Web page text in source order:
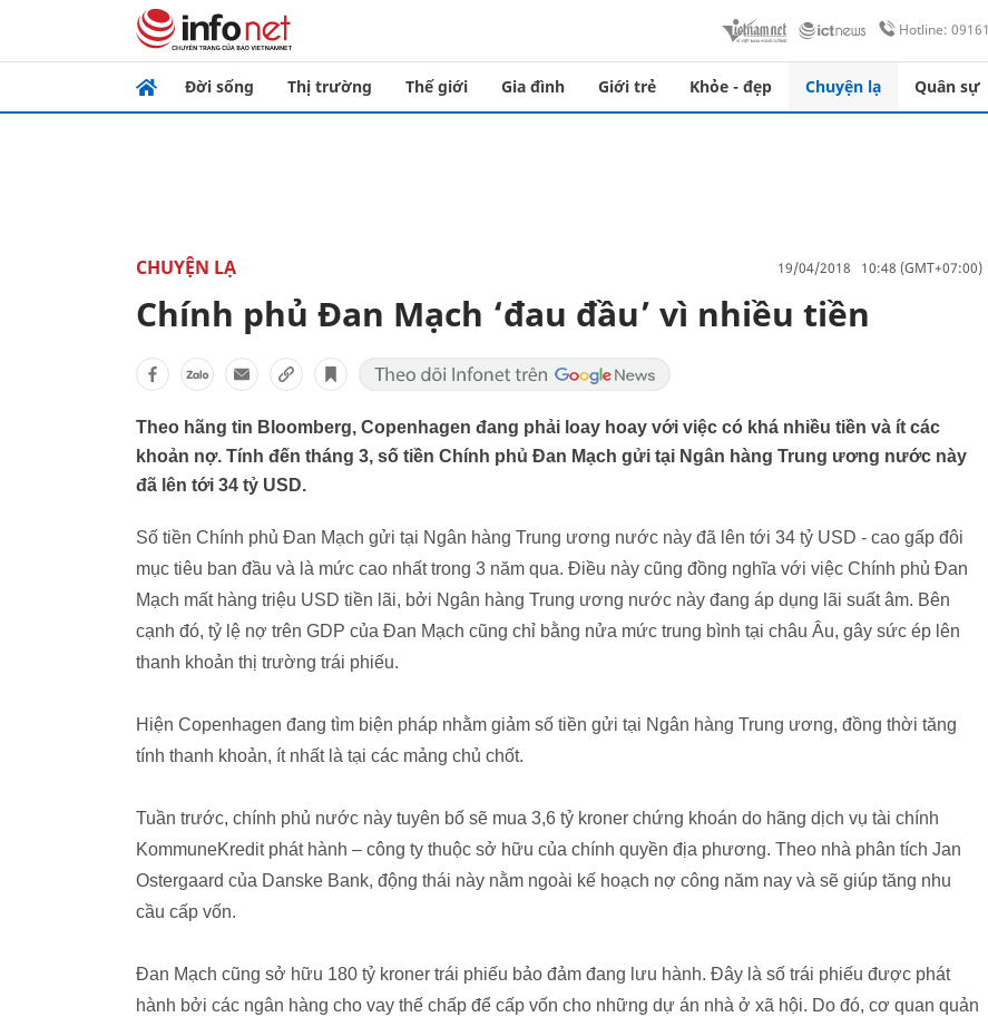
Hotline:
Đời sống Thị trường Thế giới Gia đình Giới trẻ Khỏe - đẹp Chuyện lạ Quân sự
CHUYỆN LẠ 19/04/2018 10:48 (GMT+07:00)
Chính phủ Đan Mạch ‘đau đầu’ vì nhiều tiền
Theo hãng tin Bloomberg, Copenhagen đang phải loay hoay với việc có khá nhiều tiền và ít các
khoản nợ. Tính đến tháng 3, số tiền Chính phủ Đan Mạch gửi tại Ngân hàng Trung ương nước này
đã lên tới 34 tỷ USD.
Số tiền Chính phủ Đan Mạch gửi tại Ngân hàng Trung ương nước này đã lên tới 34 tỷ USD - cao gấp đôi
mục tiêu ban đầu và là mức cao nhất trong 3 năm qua. Điều này cũng đồng nghĩa với việc Chính phủ Đan
Mạch mất hàng triệu USD tiền lãi, bởi Ngân hàng Trung ương nước này đang áp dụng lãi suất âm. Bên
cạnh đó, tỷ lệ nợ trên GDP của Đan Mạch cũng chỉ bằng nửa mức trung bình tại châu Âu, gây sức ép lên
thanh khoản thị trường trái phiếu.
Hiện Copenhagen đang tìm biện pháp nhằm giảm số tiền gửi tại Ngân hàng Trung ương, đồng thời tăng
tính thanh khoản, ít nhất là tại các mảng chủ chốt.
Tuần trước, chính phủ nước này tuyên bố sẽ mua 3,6 tỷ kroner chứng khoán do hãng dịch vụ tài chính
KommuneKredit phát hành – công ty thuộc sở hữu của chính quyền địa phương. Theo nhà phân tích Jan
Ostergaard của Danske Bank, động thái này nằm ngoài kế hoạch nợ công năm nay và sẽ giúp tăng nhu
cầu cấp vốn.
Đan Mạch cũng sở hữu 180 tỷ kroner trái phiếu bảo đảm đang lưu hành. Đây là số trái phiếu được phát
hành bởi các ngân hàng cho vay thế chấp để cấp vốn cho những dự án nhà ở xã hội. Do đó, cơ quan quản